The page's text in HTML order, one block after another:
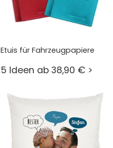
Etuis für Fahrzeugpapiere
5 Ideen ab 38,90 € >